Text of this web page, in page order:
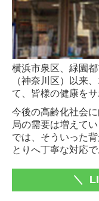
横浜市泉区、緑園
（神奈川区）以来
て、皆様の健康を
今後の高齢化社会
局の需要は増えて
では、そういった
とりへ丁寧な対応
＼